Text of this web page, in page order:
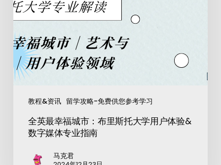
教程&资讯 留学攻略-免费供您参考学习
全英最幸福城市：布里斯托大学用户体验&
数字媒体专业指南
马克君